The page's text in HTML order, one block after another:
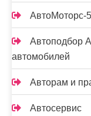
АвтоМоторс-
Автоподбор
автомобилей
Авторам и
Автосервис